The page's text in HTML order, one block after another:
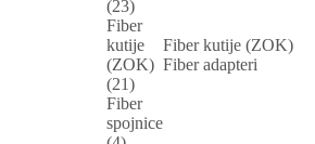
(23)
Fiber
kutije
(ZOK)
(21)
Fiber kutije (ZOK)
Fiber adapteri
Fiber
spojnice